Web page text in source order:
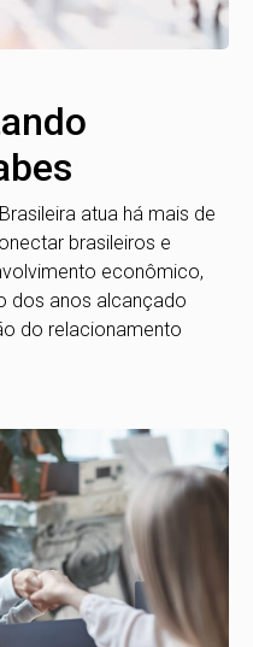
atua há mais de
brasileiros e
econômico,
dos anos alcançado
do relacionamento